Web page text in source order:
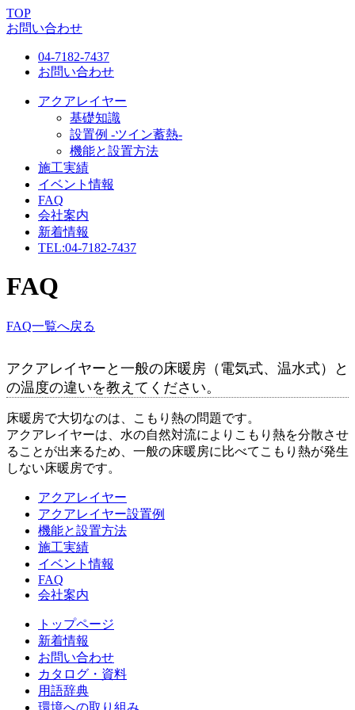
TOP
お問い合わせ
04-7182-7437
お問い合わせ
アクアレイヤー
基礎知識
設置例 -ツイン蓄熱-
機能と設置方法
施工実績
イベント情報
FAQ
会社案内
新着情報
TEL:04-7182-7437
FAQ
FAQ一覧へ戻る
アクアレイヤーと一般の床暖房（電気式、温水式）と
の温度の違いを教えてください。
床暖房で大切なのは、こもり熱の問題です。
アクアレイヤーは、水の自然対流によりこもり熱を分散させ
ることが出来るため、一般の床暖房に比べてこもり熱が発生
しない床暖房です。
アクアレイヤー
アクアレイヤー設置例
機能と設置方法
施工実績
イベント情報
FAQ
会社案内
トップページ
新着情報
お問い合わせ
カタログ・資料
用語辞典
環境への取り組み